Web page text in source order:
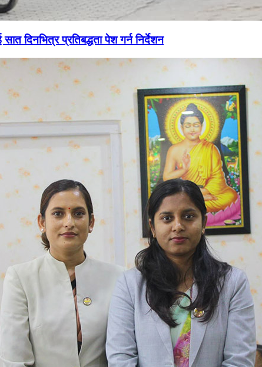
सात दिनभित्र प्रतिबद्धता पेश गर्न निर्देशन